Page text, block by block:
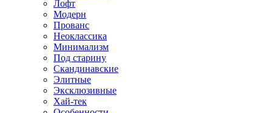
Лофт
Модерн
Прованс
Неоклассика
Минимализм
Под старину
Скандинавские
Элитные
Эксклюзивные
Хай-тек